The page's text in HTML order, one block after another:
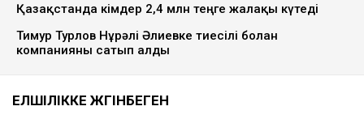
Қазақстанда кімдер 2,4 млн теңге жалақы күтеді
Тимур Турлов Нұрәлі Әлиевке тиесілі болған
компанияны сатып алды
ЕЛШІЛІККЕ ЖҮГІНБЕГЕН